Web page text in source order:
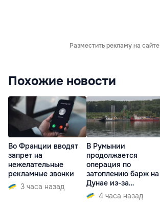
Разместить рекламу на сайте
Похожие новости
Во Франции вводят
запрет на
нежелательные
рекламные звонки
3 часа назад
В Румынии
продолжается
операция по
затоплению барж на
Дунае из-за
ситуации на АЭС
4 часа назад